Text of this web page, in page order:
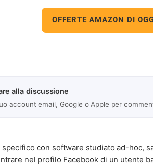
OFFERTE AMAZON DI
alla discussione
account email, Google o Apple per
specifico con software studiato ad-hoc,
nel profilo Facebook di un utente